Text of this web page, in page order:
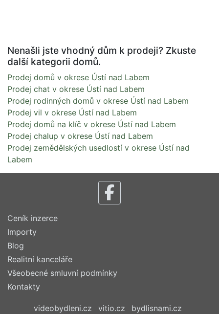
Nenašli jste vhodný dům k prodeji? Zkuste
další kategorii domů.
Prodej domů v okrese Ústí nad Labem
Prodej chat v okrese Ústí nad Labem
Prodej rodinných domů v okrese Ústí nad Labem
Prodej vil v okrese Ústí nad Labem
Prodej domů na klíč v okrese Ústí nad Labem
Prodej chalup v okrese Ústí nad Labem
Prodej zemědělských usedlostí v okrese Ústí nad
Labem
Ceník inzerce
Importy
Blog
Realitní kanceláře
Všeobecné smluvní podmínky
Kontakty
videobydleni.cz vitio.cz bydlisnami.cz